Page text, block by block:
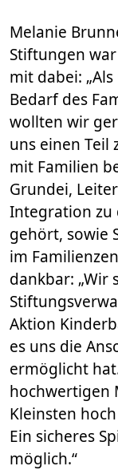
Melanie
Stiftungen
mit dabei:
Bedarf des
wollten wir
uns einen Teil
mit Familien
Grundei,
Integration zu
gehört, sowie
im
dankbar: „Wir
Aktion
es uns die
ermöglicht
hochwertigen
Kleinsten
Ein sicheres
möglich.“